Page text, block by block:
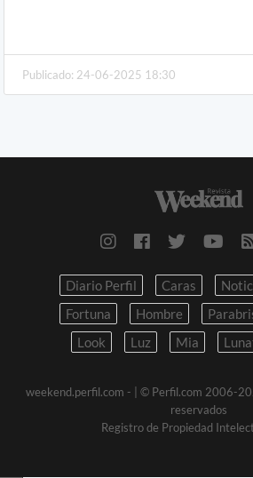
Publicado: 24-06-2025 18:30
Diario Perfil Caras
Fortuna
Hombre
Look
Luz Mia
weekend.perfil.com -
| © Perfil.com 2006-
reservados
Registro de Propiedad